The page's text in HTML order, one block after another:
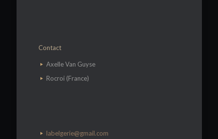
Contact
​Axelle Van Guyse
Rocroi (France)
labelgerie@gmail.com